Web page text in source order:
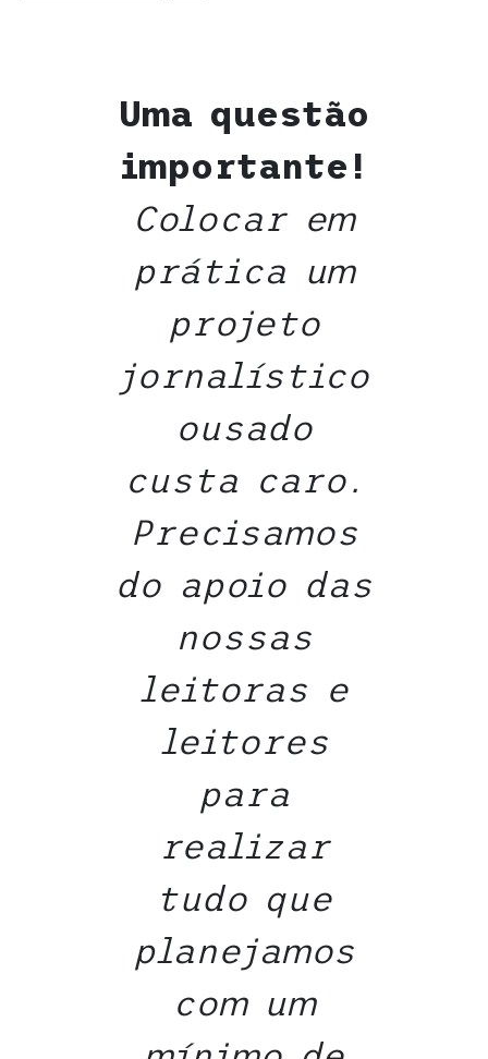
Uma questão
importante!
Colocar em
prática um
projeto
jornalístico
ousado
custa caro.
Precisamos
do apoio das
nossas
leitoras e
leitores
para
realizar
tudo que
planejamos
com um